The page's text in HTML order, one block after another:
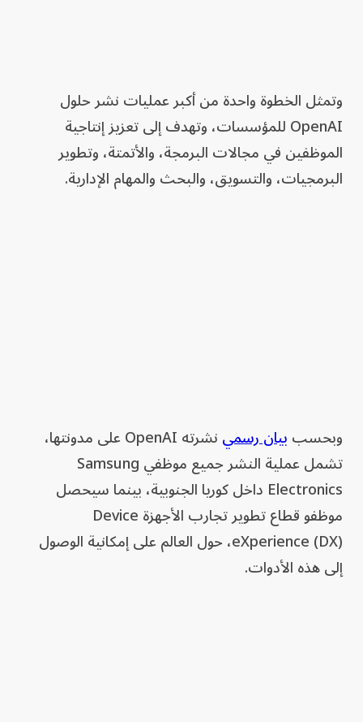
وتمثل الخطوة واحدة من أكبر عمليات نشر حلول
OpenAI للمؤسسات، وتهدف إلى تعزيز إنتاجية
الموظفين في مجالات البرمجة، والأتمتة، وتطوير
البرمجيات، والتسويق، والبحث والمهام الإدارية.
وبحسببيان رسمي
نشرته OpenAI على مدونتها،
تشمل عملية النشر جميع موظفي Samsung
Electronics داخل كوريا الجنوبية، بينما سيحصل
موظفو قطاع تطوير تجارب الأجهزة Device
eXperience (DX)، حول العالم على إمكانية الوصول
إلى هذه الأدوات.